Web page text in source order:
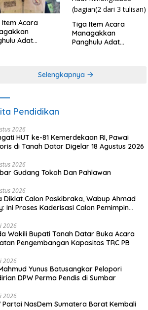
Item Acara
Adat
Tiga Item Acara
Managakkan
Panghulu Adat
Selengkapnya
Pendidikan
2026
HUT ke-81 Kemerdekaan RI, Pawai
di Tanah Datar Digelar 18 Agustus 2026
2026
Gudang Tokoh Dan Pahlawan
2026
Diklat Calon Paskibraka, Wabup Ahmad
Ini Proses Kaderisasi Calon Pemimpin
2026
Wakili Bupati Tanah Datar Buka Acara
Pengembangan Kapasitas TRC PB
2026
Yunus Batusangkar Pelopori
DPW Perma Pendis di Sumbar
2026
Partai NasDem Sumatera Barat Kembali